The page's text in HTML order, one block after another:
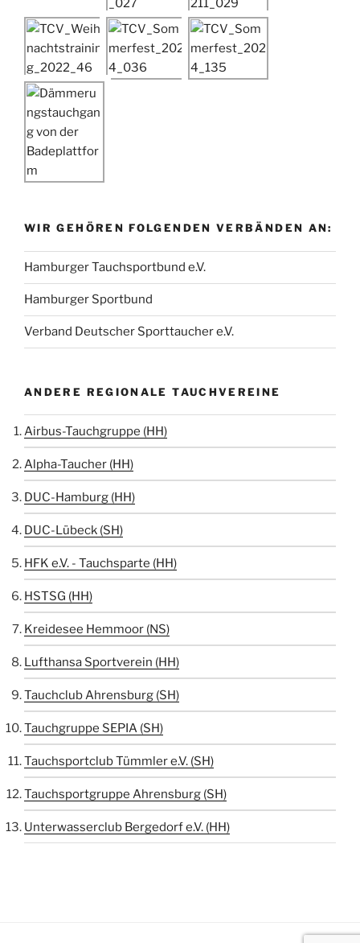
WIR GEHÖREN FOLGENDEN VERBÄNDEN AN:
Hamburger Tauchsportbund e.V.
Hamburger Sportbund
Verband Deutscher Sporttaucher e.V.
ANDERE REGIONALE TAUCHVEREINE
Airbus-Tauchgruppe (HH)
Alpha-Taucher (HH)
DUC-Hamburg (HH)
DUC-Lübeck (SH)
HFK e.V. - Tauchsparte (HH)
HSTSG (HH)
Kreidesee Hemmoor (NS)
Lufthansa Sportverein (HH)
Tauchclub Ahrensburg (SH)
Tauchgruppe SEPIA (SH)
Tauchsportclub Tümmler e.V. (SH)
Tauchsportgruppe Ahrensburg (SH)
Unterwasserclub Bergedorf e.V. (HH)